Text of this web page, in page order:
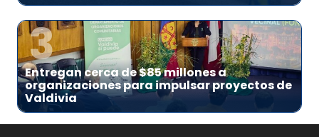
3
Entregan cerca de $85 millones a
organizaciones para impulsar proyectos de
Valdivia